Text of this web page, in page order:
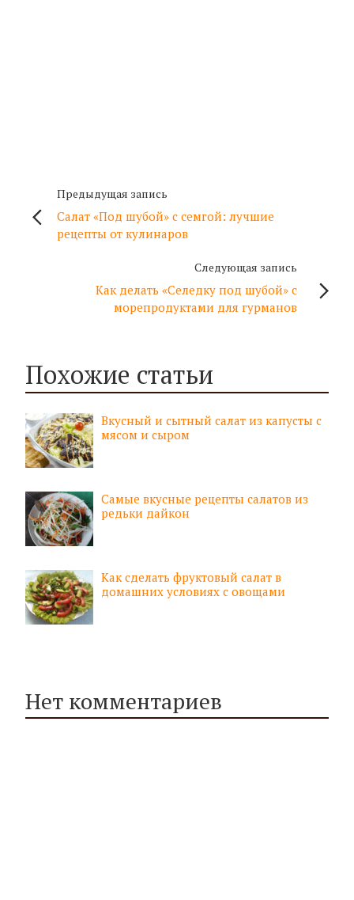
Предыдущая запись
Салат «Под шубой» с семгой: лучшие
рецепты от кулинаров
Следующая запись
Как делать «Селедку под шубой» с
морепродуктами для гурманов
Похожие статьи
Вкусный и сытный салат из капусты с
мясом и сыром
Самые вкусные рецепты салатов из
редьки дайкон
Как сделать фруктовый салат в
домашних условиях с овощами
Нет комментариев